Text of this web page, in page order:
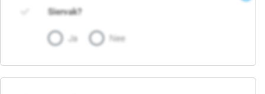
Siervak?
Ja Nee